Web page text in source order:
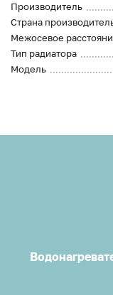
Производитель
Страна
Межосевое
Тип радиатора
Модель